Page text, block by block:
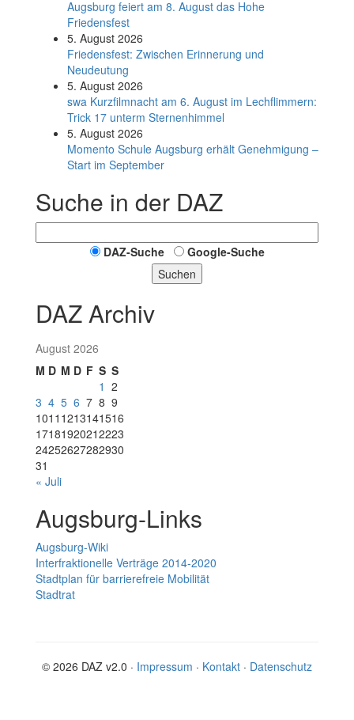
Augsburg feiert am 8. August das Hohe
Friedensfest
5. August 2026
Friedensfest: Zwischen Erinnerung und
Neudeutung
5. August 2026
swa Kurz­film­nacht am 6. August im Lech­flim­mern:
Trick 17 unterm Sternen­himmel
5. August 2026
Momento Schule Augsburg erhält Genehmigung –
Start im September
Suche in der DAZ
DAZ-Suche
Google-Suche
Suchen
DAZ Archiv
August 2026
M D M D F S S
1 2
3 4 5 6 7 8 9
1011 1213141516
17181920212223
24252627282930
31
« Juli
Augsburg-Links
Augsburg-Wiki
Interfraktionelle Verträge 2014-2020
Stadtplan für barrierefreie Mobilität
Stadtrat
© 2026 DAZ v2.0 · Impressum · Kontakt · Datenschutz